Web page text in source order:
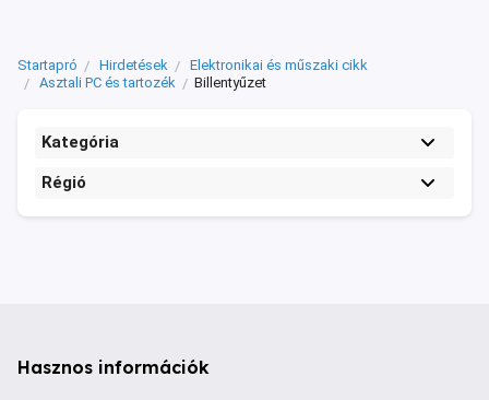
Startapró Hirdetések
Elektronikai és műszaki cikk
Asztali PC és tartozék
Billentyűzet
Kategória
Régió
Hasznos információk